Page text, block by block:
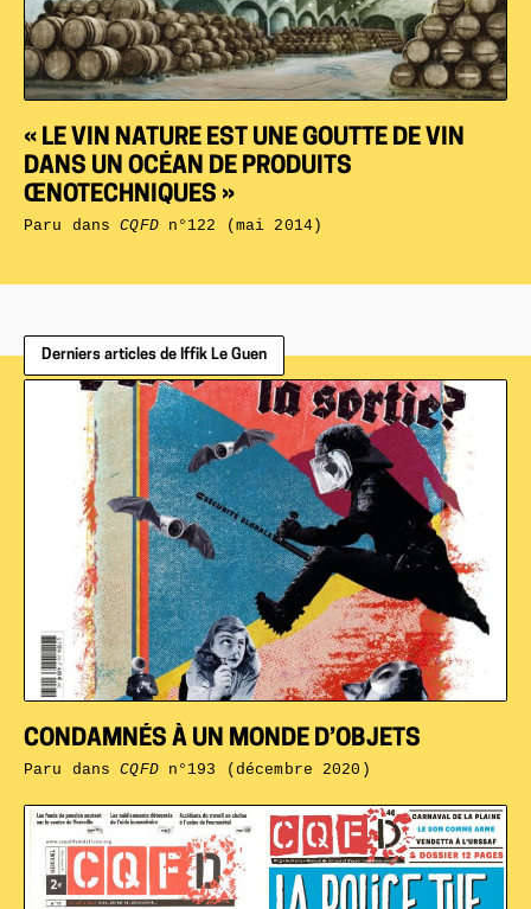
« LE VIN NATURE EST UNE GOUTTE DE VIN
DANS UN OCÉAN DE PRODUITS
ŒNOTECHNIQUES »
Paru dansCQFDn°122 (mai 2014)
Derniers articles de Iffik Le Guen
CONDAMNÉS À UN MONDE D’OBJETS
Paru dansCQFDn°193 (décembre 2020)